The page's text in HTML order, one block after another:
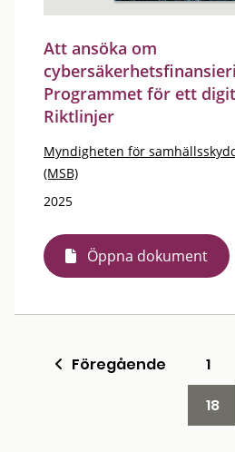
Att ansöka om
Programmet för ett
Riktlinjer
Myndigheten för
(MSB)
2025
Öppna dokument
Föregående 1
18